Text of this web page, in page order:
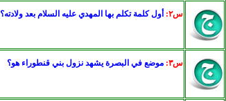
س٢: أول كلمة تكلم بها المهدي عليه السلام بعد ولادته؟
س٣: موضع في البصرة يشهد نزول بني قنطوراء هو؟